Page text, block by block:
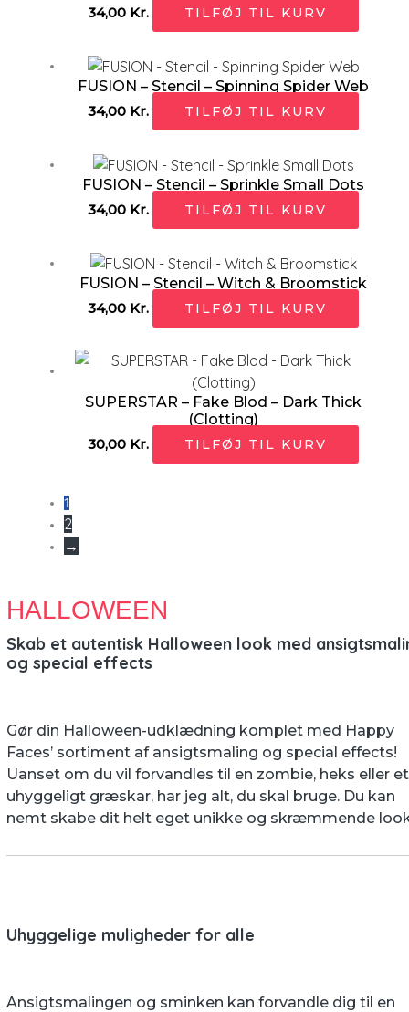
34,00 Kr. TILFØJ TIL KURV
FUSION – Stencil – Spinning Spider Web
34,00 Kr. TILFØJ TIL KURV
FUSION – Stencil – Sprinkle Small Dots
34,00 Kr. TILFØJ TIL KURV
FUSION – Stencil – Witch & Broomstick
34,00 Kr. TILFØJ TIL KURV
SUPERSTAR – Fake Blod – Dark Thick
(Clotting)
30,00 Kr. TILFØJ TIL KURV
1
2
→
HALLOWEEN
Skab et autentisk Halloween look med
og special effects
Gør din Halloween-udklædning komplet med Happy
Faces’ sortiment af ansigtsmaling og special effects!
Uanset om du vil forvandles til en zombie, heks eller et
uhyggeligt græskar, har jeg alt, du skal bruge. Du kan
nemt skabe dit helt eget unikke og skræmmende
Uhyggelige muligheder for alle
Ansigtsmalingen og sminken kan forvandle dig til en